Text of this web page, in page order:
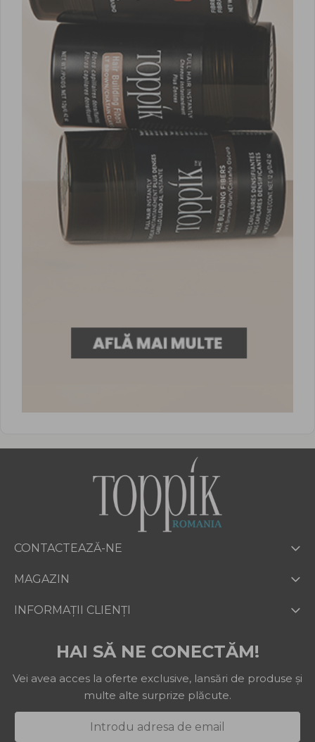
CONTACTEAZĂ-NE
MAGAZIN
INFORMAȚII CLIENȚI
HAI SĂ NE CONECTĂM!
Vei avea acces la oferte exclusive, lansări de produse și
multe alte surprize plăcute.